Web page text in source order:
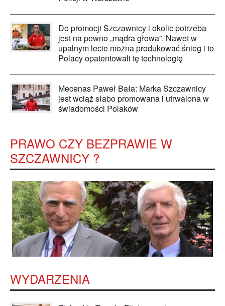
Do promocji Szczawnicy i okolic potrzeba
jest na pewno „mądra głowa”. Nawet w
upalnym lecie można produkować śnieg i to
Polacy opatentowali tę technologię
Mecenas Paweł Bała: Marka Szczawnicy
jest wciąż słabo promowana i utrwalona w
świadomości Polaków
PRAWO CZY BEZPRAWIE W
SZCZAWNICY ?
WYDARZENIA